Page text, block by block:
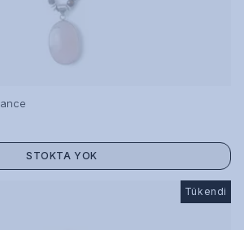
STOKTA YOK
Tükendi